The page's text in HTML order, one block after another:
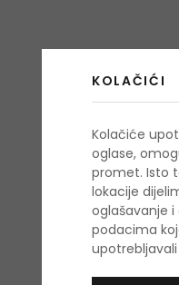
KOLAČIĆI
Kolačiće
oglase,
promet. Isto
lokacije
oglašavanje
podacima